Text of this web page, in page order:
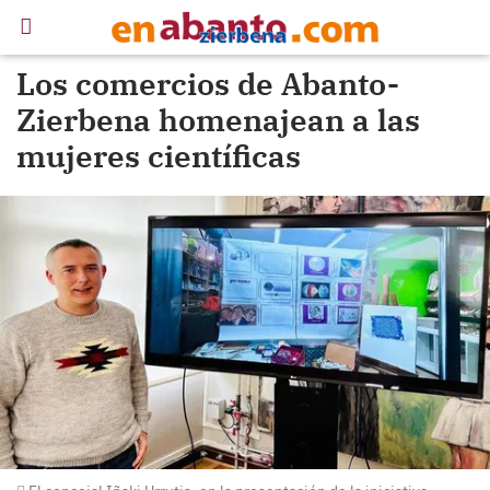
Los comercios de Abanto-
Zierbena homenajean a las
mujeres científicas